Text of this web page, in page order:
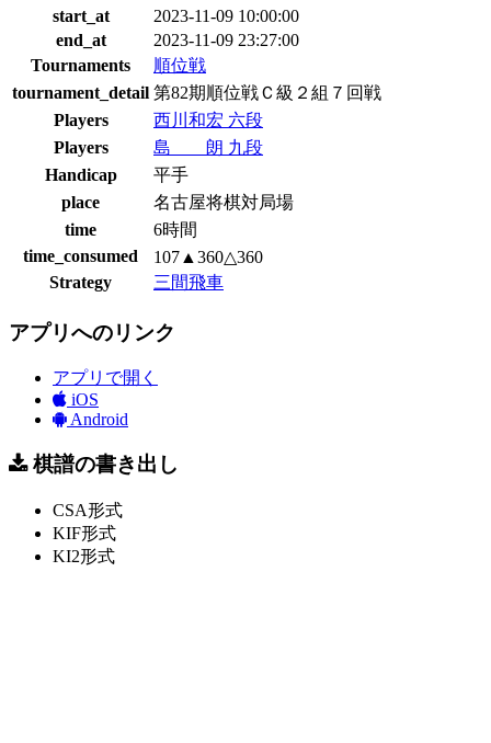
start_at
2023-11-09 10:00:00
end_at
2023-11-09 23:27:00
Tournaments
順位戦
tournament_detail 第82期順位戦Ｃ級２組７回戦
Players
西川和宏 六段
Players
島 朗 九段
Handicap
平手
place
名古屋将棋対局場
time
6時間
time_consumed
107▲360△360
Strategy
三間飛車
アプリへのリンク
アプリで開く
iOS
Android
棋譜の書き出し
CSA形式
KIF形式
KI2形式